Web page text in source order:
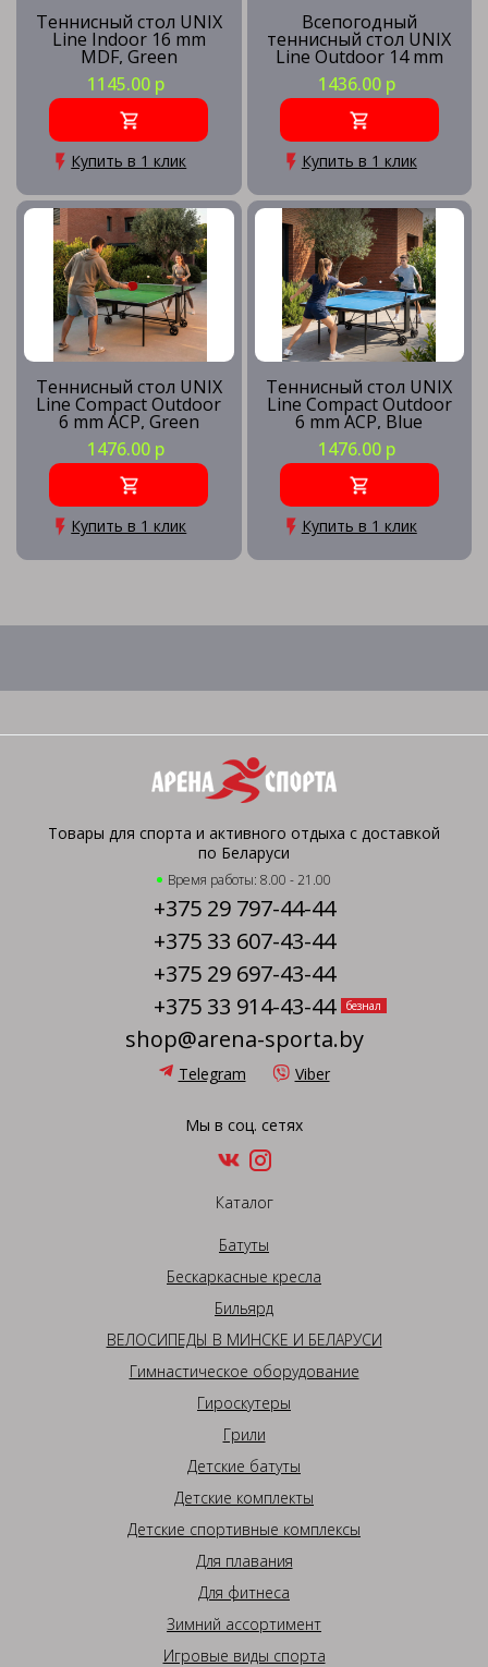
Теннисный стол UNIX
Line Indoor 16 mm
MDF, Green
1145.00 р
Купить в 1 клик
Всепогодный
теннисный стол UNIX
Line Outdoor 14 mm
SMC, Grey
1436.00 р
Купить в 1 клик
Теннисный стол UNIX
Line Compact Outdoor
6 mm ACP, Green
1476.00 р
Купить в 1 клик
Теннисный стол UNIX
Line Compact Outdoor
6 mm ACP, Blue
1476.00 р
Купить в 1 клик
Товары для спорта и активного отдыха с доставкой
по Беларуси
Время работы: 8.00 - 21.00
+375 29 797-44-44
+375 33 607-43-44
+375 29 697-43-44
+375 33 914-43-44
безнал
shop@arena-sporta.by
Telegram Viber
Мы в соц. сетях
Каталог
Батуты
Бескаркасные кресла
Бильярд
ВЕЛОСИПЕДЫ В МИНСКЕ И БЕЛАРУСИ
Гимнастическое оборудование
Гироскутеры
Грили
Детские батуты
Детские комплекты
Детские спортивные комплексы
Для плавания
Для фитнеса
Зимний ассортимент
Игровые виды спорта